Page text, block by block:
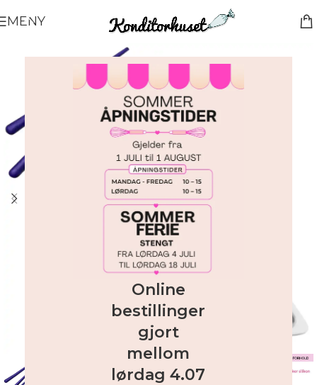
Online
bestillinger
gjort
mellom
lørdag 4.07
MENY